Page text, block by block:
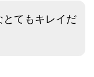
てもキレイだ